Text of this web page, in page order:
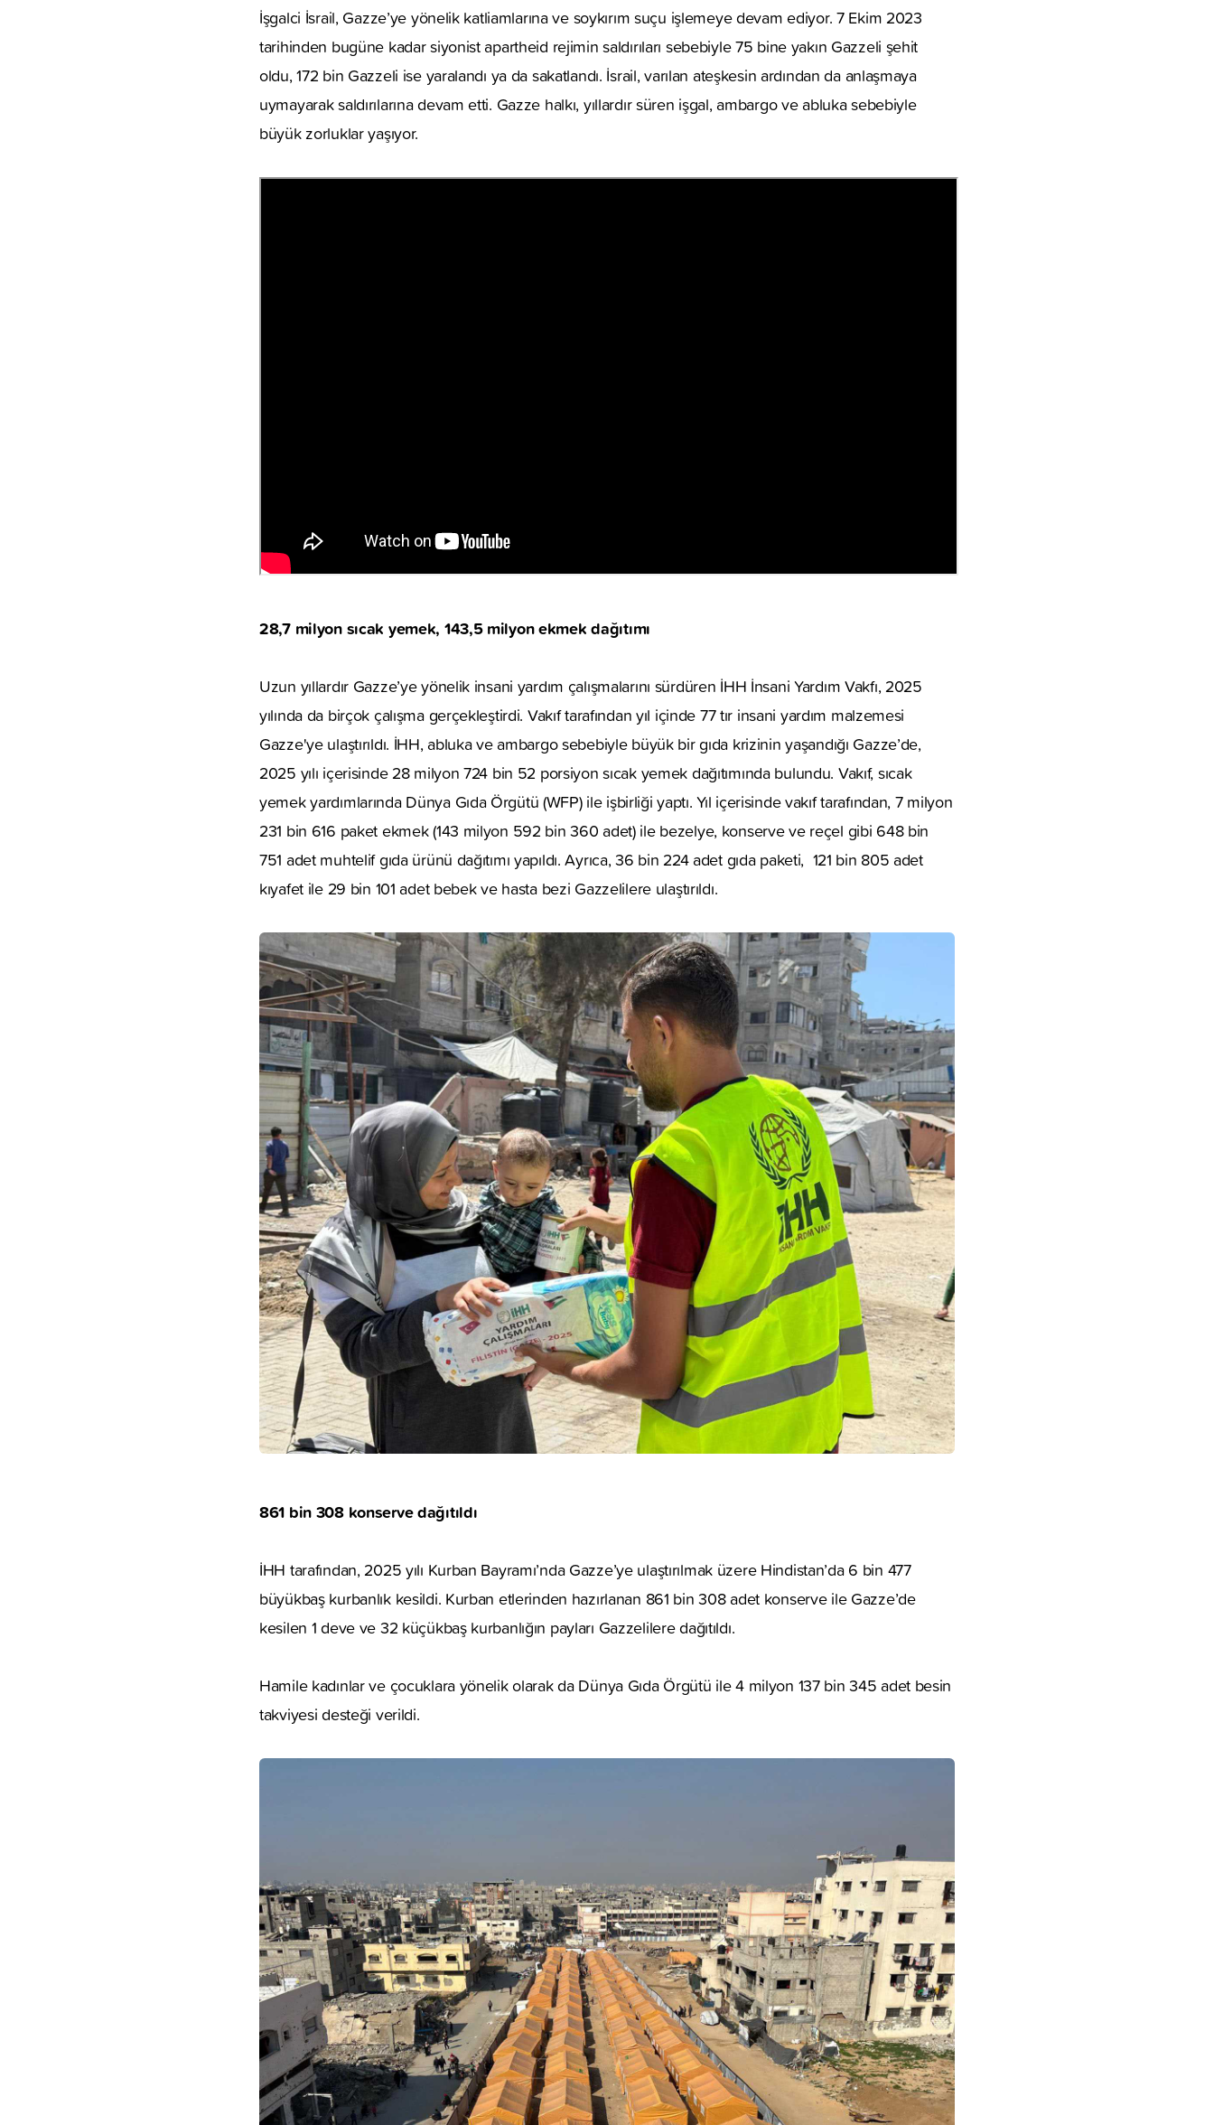
İşgalci İsrail, Gazze’ye yönelik katliamlarına ve soykırım suçu işlemeye devam ediyor. 7 Ekim 2023
tarihinden bugüne kadar siyonist apartheid rejimin saldırıları sebebiyle 75 bine yakın Gazzeli şehit
oldu, 172 bin Gazzeli ise yaralandı ya da sakatlandı. İsrail, varılan ateşkesin ardından da anlaşmaya
uymayarak saldırılarına devam etti. Gazze halkı, yıllardır süren işgal, ambargo ve abluka sebebiyle
büyük zorluklar yaşıyor.
28,7 milyon sıcak yemek, 143,5 milyon ekmek dağıtımı
Uzun yıllardır Gazze’ye yönelik insani yardım çalışmalarını sürdüren İHH İnsani Yardım Vakfı, 2025
yılında da birçok çalışma gerçekleştirdi. Vakıf tarafından yıl içinde 77 tır insani yardım malzemesi
Gazze'ye ulaştırıldı. İHH, abluka ve ambargo sebebiyle büyük bir gıda krizinin yaşandığı Gazze’de,
2025 yılı içerisinde 28 milyon 724 bin 52 porsiyon sıcak yemek dağıtımında bulundu. Vakıf, sıcak
yemek yardımlarında Dünya Gıda Örgütü (WFP) ile işbirliği yaptı. Yıl içerisinde vakıf tarafından, 7 milyon
231 bin 616 paket ekmek (143 milyon 592 bin 360 adet) ile bezelye, konserve ve reçel gibi 648 bin
751 adet muhtelif gıda ürünü dağıtımı yapıldı. Ayrıca, 36 bin 224 adet gıda paketi, 121 bin 805 adet
kıyafet ile 29 bin 101 adet bebek ve hasta bezi Gazzelilere ulaştırıldı.
861 bin 308 konserve dağıtıldı
İHH tarafından, 2025 yılı Kurban Bayramı’nda Gazze’ye ulaştırılmak üzere Hindistan’da 6 bin 477
büyükbaş kurbanlık kesildi. Kurban etlerinden hazırlanan 861 bin 308 adet konserve ile Gazze’de
kesilen 1 deve ve 32 küçükbaş kurbanlığın payları Gazzelilere dağıtıldı.
Hamile kadınlar ve çocuklara yönelik olarak da Dünya Gıda Örgütü ile 4 milyon 137 bin 345 adet besin
takviyesi desteği verildi.